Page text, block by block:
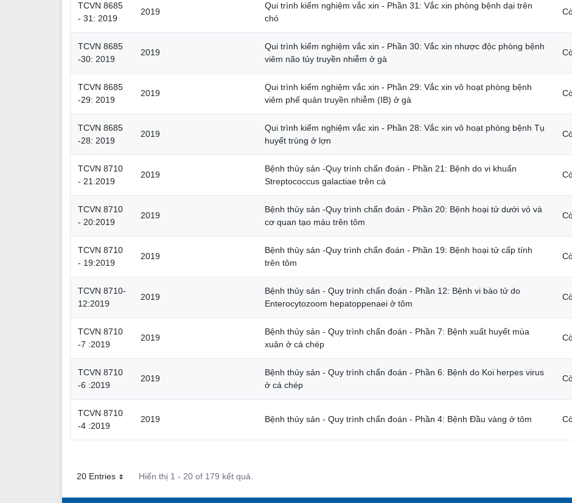
TCVN 8685
- 31: 2019
2019
Qui trình kiểm nghiệm vắc xin - Phần 31: Vắc xin phòng bệnh dại trên
chó
TCVN 8685
-30: 2019
2019
Qui trình kiểm nghiệm vắc xin - Phần 30: Vắc xin nhược độc phòng bệnh
viêm não tủy truyền nhiễm ở gà
TCVN 8685
-29: 2019
2019
Qui trình kiểm nghiệm vắc xin - Phần 29: Vắc xin vô hoạt phòng bệnh
viêm phế quản truyền nhiễm (IB) ở gà
TCVN 8685
-28: 2019
2019
Qui trình kiểm nghiệm vắc xin - Phần 28: Vắc xin vô hoạt phòng bệnh Tụ
huyết trùng ở lợn
TCVN 8710
- 21:2019
2019
Bệnh thủy sản -Quy trình chẩn đoán - Phần 21: Bệnh do vi khuẩn
Streptococcus galactiae trên cá
TCVN 8710
- 20:2019
2019
Bệnh thủy sản -Quy trình chẩn đoán - Phần 20: Bệnh hoại tử dưới vỏ và
cơ quan tạo máu trên tôm
TCVN 8710
- 19:2019
2019
Bệnh thủy sản -Quy trình chẩn đoán - Phần 19: Bệnh hoại tử cấp tính
trên tôm
TCVN 8710-
12:2019
2019
Bệnh thủy sản - Quy trình chẩn đoán - Phần 12: Bệnh vi bào tử do
Enterocytozoom hepatoppenaei ở tôm
TCVN 8710
-7 :2019
2019
Bệnh thủy sản - Quy trình chẩn đoán - Phần 7: Bệnh xuất huyết mùa
xuân ở cá chép
TCVN 8710
-6 :2019
2019
Bệnh thủy sản - Quy trình chẩn đoán - Phần 6: Bệnh do Koi herpes virus
ở cá chép
TCVN 8710
-4 :2019
2019 Bệnh thủy sản - Quy trình chẩn đoán - Phần 4: Bệnh Đầu vàng ở tôm
20 EntriesMỗi trang Hiển thị 1 - 20 of 179 kết quả.